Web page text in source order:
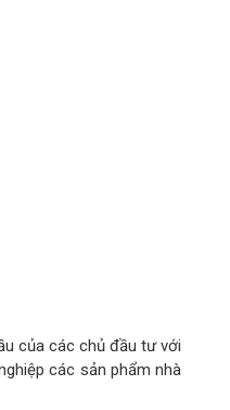
của các chủ đầu tư với
các sản phẩm nhà